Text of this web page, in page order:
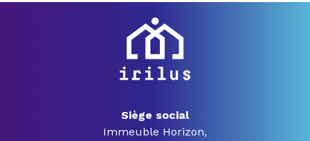
Siège social
Immeuble Horizon,